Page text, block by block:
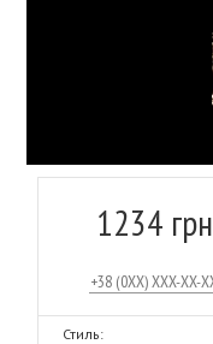
1234 грн
Стиль: